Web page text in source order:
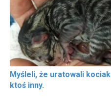
Myśleli, że uratowali
ktoś inny.